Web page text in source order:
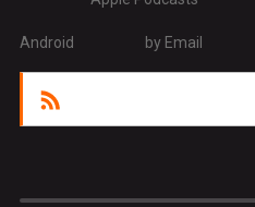
Android by Email